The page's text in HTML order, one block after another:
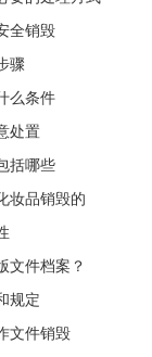
全销毁
骤
么条件
处置
括哪些
妆品销毁的
文件档案？
规定
文件销毁